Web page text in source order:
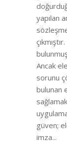
yapılan
Ancak
sorunu
bulunan
güven;
imza...